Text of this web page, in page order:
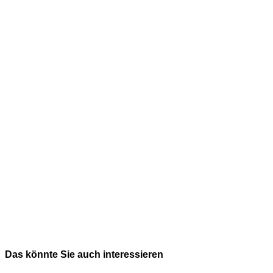
Das könnte Sie auch interessieren